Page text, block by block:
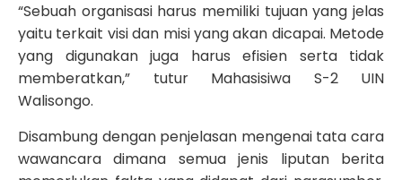
“Sebuah organisasi harus memiliki tujuan yang jelas
yaitu terkait visi dan misi yang akan dicapai. Metode
yang digunakan juga harus efisien serta tidak
memberatkan,” tutur Mahasisiwa S-2 UIN
Walisongo.
Disambung dengan penjelasan mengenai tata cara
wawancara dimana semua jenis liputan berita